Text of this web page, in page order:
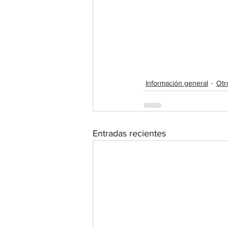
Información general
Entradas recientes